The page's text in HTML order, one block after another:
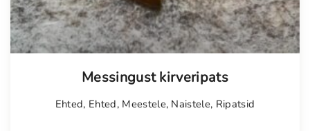
Messingust kirveripats
Ehted, Ehted, Meestele, Naistele, Ripatsid